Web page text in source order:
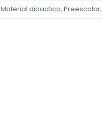
Material didactico, Preescolar,